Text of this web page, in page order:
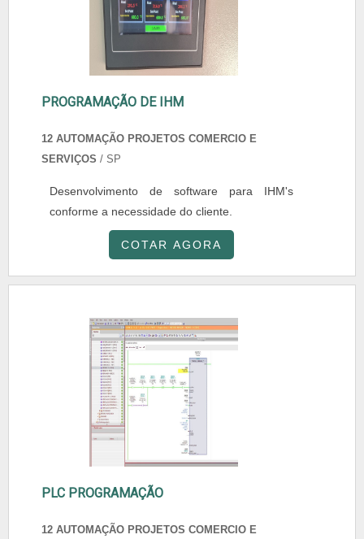
PROGRAMAÇÃO DE IHM
12 AUTOMAÇÃO PROJETOS COMERCIO E
SERVIÇOS / SP
Desenvolvimento de software para IHM's
conforme a necessidade do cliente.
COTAR AGORA
PLC PROGRAMAÇÃO
12 AUTOMAÇÃO PROJETOS COMERCIO E